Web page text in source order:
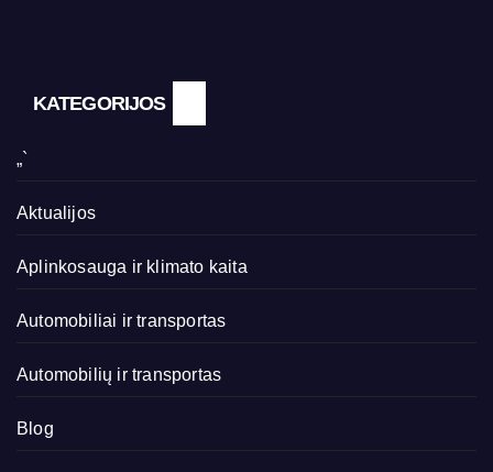
KATEGORIJOS
„`
Aktualijos
Aplinkosauga ir klimato kaita
Automobiliai ir transportas
Automobilių ir transportas
Blog